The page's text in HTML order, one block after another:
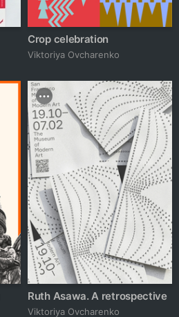
Crop celebration
Viktoriya Ovcharenko
Ruth Asawa. A retrospective
Viktoriya Ovcharenko